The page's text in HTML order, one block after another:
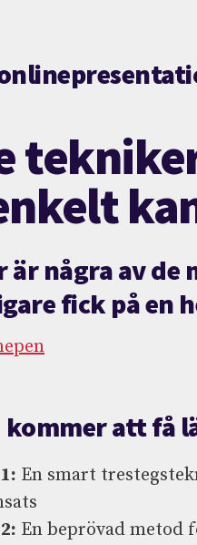
är några av
fick på en
kommer att få
En smart
En beprövad metod